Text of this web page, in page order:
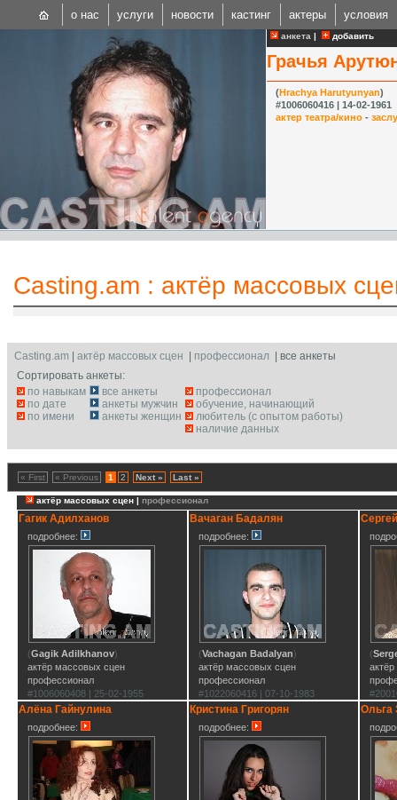
анкета | добавить
Грачья
(Hrachya Harutyunyan)
#1006060416 | 14-02-1961
актер театра/кино -
Casting.am : актёр массовых
Casting.am актёр массовых сцен профессионал | все анкеты
Сортировать анкеты:
по навыкам
по дате
по имени
все анкеты
анкеты мужчин
анкеты женщин
профессионал
обучение, начинающий
любитель (с опытом работы)
наличие данных
« First « Previous 1 2 Next » Last »
актёр массовых сцен | профессионал
Гагик Адилханов
подробнее:
(Gagik Adilkhanov)
актёр массовых сцен
профессионал
#1006060408 | 25-02-1955
Вачаган Бадалян
подробнее:
(Vachagan Badalyan)
актёр массовых сцен
профессионал
#1022060416 | 07-10-1983
(
Алёна Гайнулина
подробнее:
Кристина Григорян
подробнее:
Ольга
о нас услуги новости кастинг актеры условия